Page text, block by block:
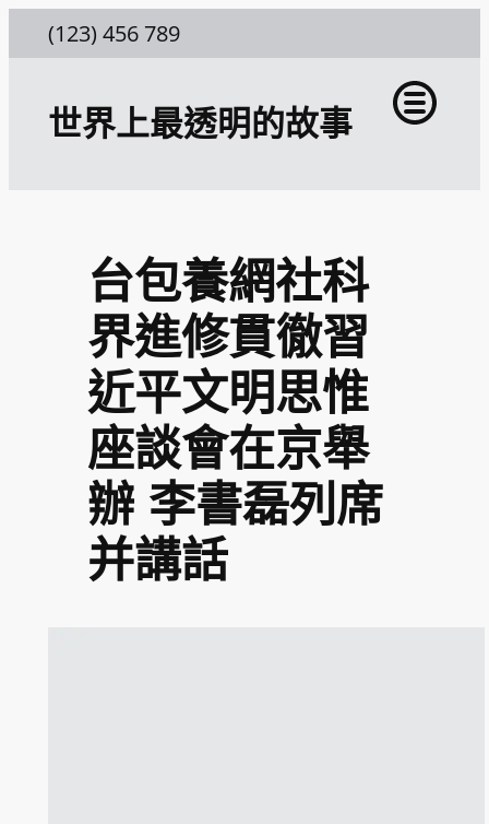
至
(123) 456 789
世界上最透明的故事
台包養網社科
界進修貫徹習
近平文明思惟
座談會在京舉
辦 李書磊列席
并講話